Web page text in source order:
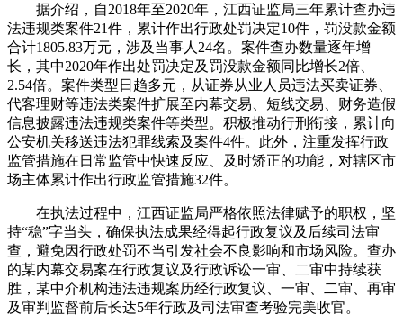
据介绍，自2018年至2020年，江西证监局三年累计查办违
法违规类案件21件，累计作出行政处罚决定10件，罚没款金额
合计1805.83万元，涉及当事人24名。案件查办数量逐年增
长，其中2020年作出处罚决定及罚没款金额同比增长2倍、
2.54倍。案件类型日趋多元，从证券从业人员违法买卖证券、
代客理财等违法类案件扩展至内幕交易、短线交易、财务造假
信息披露违法违规类案件等类型。积极推动行刑衔接，累计向
公安机关移送违法犯罪线索及案件4件。此外，注重发挥行政
监管措施在日常监管中快速反应、及时矫正的功能，对辖区市
场主体累计作出行政监管措施32件。
在执法过程中，江西证监局严格依照法律赋予的职权，坚
持“稳”字当头，确保执法成果经得起行政复议及后续司法审
查，避免因行政处罚不当引发社会不良影响和市场风险。查办
的某内幕交易案在行政复议及行政诉讼一审、二审中持续获
胜，某中介机构违法违规案历经行政复议、一审、二审、再审
及审判监督前后长达5年行政及司法审查考验完美收官。